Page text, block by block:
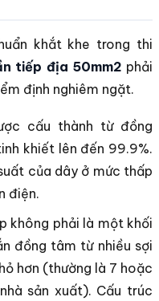
khắt khe trong thi
tiếp địa 50mm2 phải
định nghiêm ngặt.
cấu thành từ đồng
khiết lên đến 99.9%.
của dây ở mức thấp
điện.
không phải là một khối
đồng tâm từ nhiều sợi
hơn (thường là 7 hoặc
sản xuất). Cấu trúc